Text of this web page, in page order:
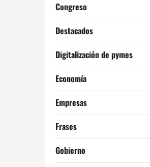
Congreso
Destacados
Digitalización de pymes
Economía
Empresas
Frases
Gobierno